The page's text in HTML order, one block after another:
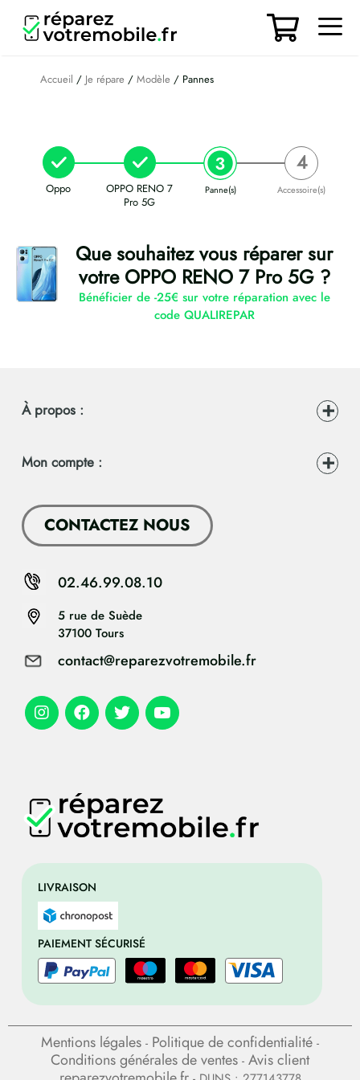
contenu
Accueil / Je répare / Modèle / Pannes
Oppo
OPPO RENO 7
Pro 5G
Panne(s) Accessoire(s)
Que souhaitez vous réparer sur
votre OPPO RENO 7 Pro 5G ?
Bénéficier de -25€ sur votre réparation avec le
code QUALIREPAR
LIVRAISON
PAIEMENT SÉCURISÉ
À propos :
Mon compte :
CONTACTEZ NOUS
5 rue de Suède
37100 Tours
contact@reparezvotremobile.fr
02.46.99.08.10
Mentions légales - Politique de confidentialité -
Conditions générales de ventes - Avis client